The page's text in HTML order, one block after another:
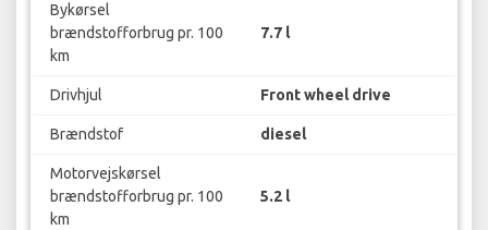
Bykørsel
brændstofforbrug pr. 100
km
7.7 l
Drivhjul Front wheel drive
Brændstof diesel
Motorvejskørsel
brændstofforbrug pr. 100
km
5.2 l